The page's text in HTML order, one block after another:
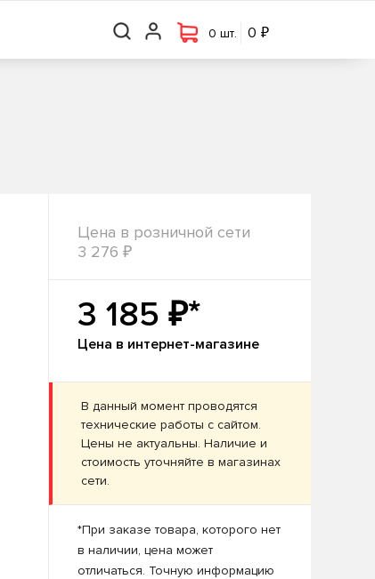
0 шт. 0
0 шт. 0 ₽
Цена в розничной сети
3 276 ₽
3 185 ₽*
Цена в интернет-магазине
В данный момент проводятся
технические работы с сайтом.
Цены не актуальны. Наличие и
стоимость уточняйте в магазинах
сети.
*При заказе товара, которого нет
в наличии, цена может
отличаться. Точную информацию